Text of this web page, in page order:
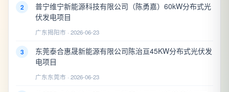
2
普宁维宁新能源科技有限公司（陈勇嘉）60kW分布式光
伏发电项目
广东揭阳市 · 2026-06-23
3
东莞泰合惠晟新能源有限公司陈治亘45KW分布式光伏发
电项目
广东东莞市 · 2026-06-23